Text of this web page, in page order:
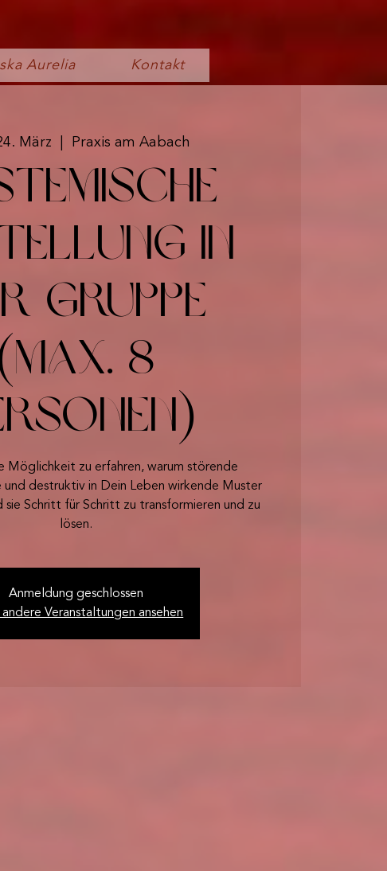
Aurelia Kontakt
März Praxis am Aabach
in
Gruppe
8
Möglichkeit zu erfahren, warum störende
und destruktiv in Dein Leben wirkende Muster
sie Schritt für Schritt zu transformieren und zu
lösen.
Anmeldung geschlossen
Veranstaltungen ansehen